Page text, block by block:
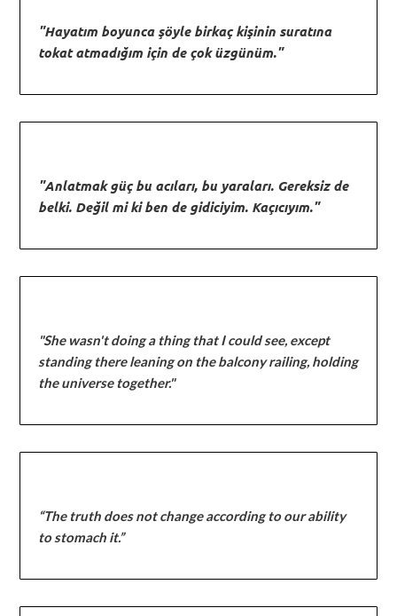
"Hayatım boyunca şöyle birkaç kişinin suratına
tokat atmadığım için de çok üzgünüm."
"Anlatmak güç bu acıları, bu yaraları. Gereksiz de
belki. Değil mi ki ben de gidiciyim. Kaçıcıyım."
"She wasn't doing a thing that I could see, except
standing there leaning on the balcony railing, holding
the universe together."
“The truth does not change according to our ability
to stomach it.”